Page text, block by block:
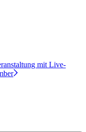
mit Live-